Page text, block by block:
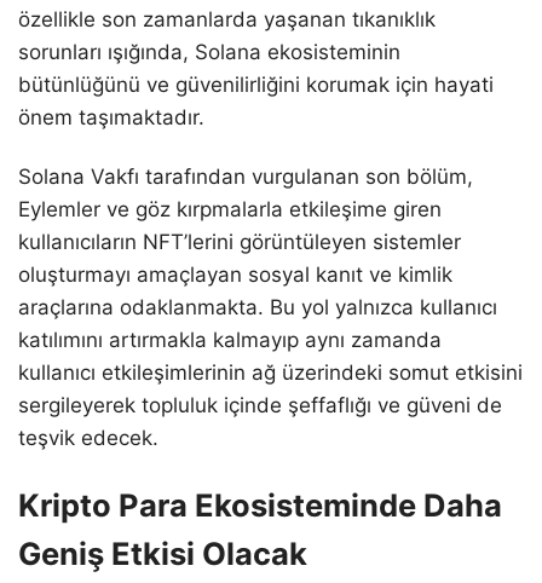
özellikle son zamanlarda yaşanan tıkanıklık
sorunları ışığında, Solana ekosisteminin
bütünlüğünü ve güvenilirliğini korumak için hayati
önem taşımaktadır.
Solana Vakfı tarafından vurgulanan son bölüm,
Eylemler ve göz kırpmalarla etkileşime giren
kullanıcıların NFT’lerini görüntüleyen sistemler
oluşturmayı amaçlayan sosyal kanıt ve kimlik
araçlarına odaklanmakta. Bu yol yalnızca kullanıcı
katılımını artırmakla kalmayıp aynı zamanda
kullanıcı etkileşimlerinin ağ üzerindeki somut etkisini
sergileyerek topluluk içinde şeffaflığı ve güveni de
teşvik edecek.
Kripto Para Ekosisteminde Daha
Geniş Etkisi Olacak